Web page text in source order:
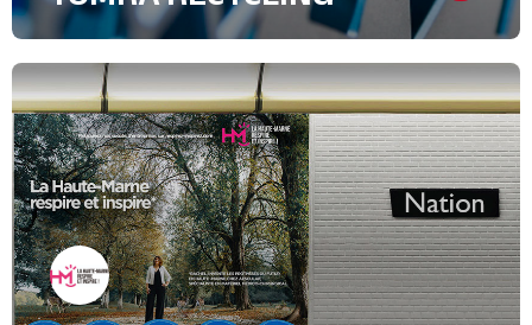
Faire rayonner un leader mondial au
Achat médias
Relations Presse
Green Tech
Industrie, intralogistique & Services
B2B